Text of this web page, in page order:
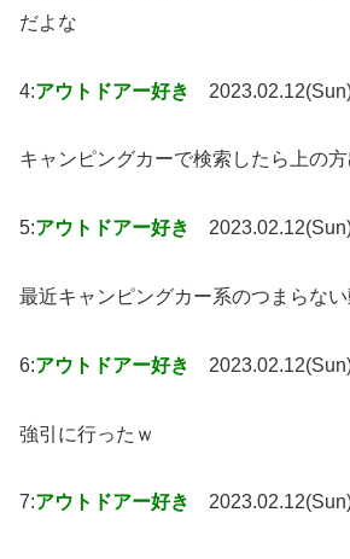
だよな
4:アウトドアー好き
キャンピングカーで検索したら上の
5:アウトドアー好き
最近キャンピングカー系のつまらな
6:アウトドアー好き
強引に行ったｗ
7:アウトドアー好き